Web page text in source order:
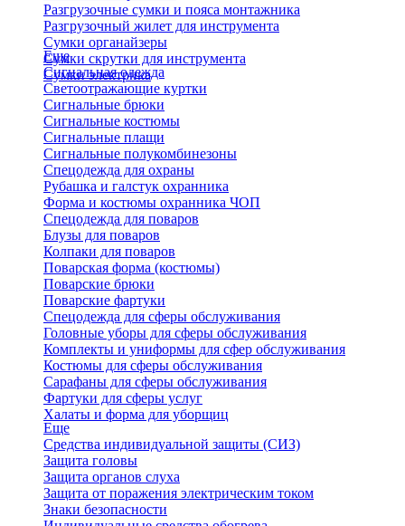
Разгрузочные сумки и пояса монтажника
Разгрузочный жилет для инструмента
Сумки органайзеры
Сумки скрутки для инструмента
Сумки электрика
Еще
Сигнальная одежда
Светоотражающие куртки
Сигнальные брюки
Сигнальные костюмы
Сигнальные плащи
Сигнальные полукомбинезоны
Спецодежда для охраны
Рубашка и галстук охранника
Форма и костюмы охранника ЧОП
Спецодежда для поваров
Блузы для поваров
Колпаки для поваров
Поварская форма (костюмы)
Поварские брюки
Поварские фартуки
Спецодежда для сферы обслуживания
Головные уборы для сферы обслуживания
Комплекты и униформы для сфер обслуживания
Костюмы для сферы обслуживания
Сарафаны для сферы обслуживания
Фартуки для сферы услуг
Халаты и форма для уборщиц
Еще
Средства индивидуальной защиты (СИЗ)
Защита головы
Защита органов слуха
Защита от поражения электрическим током
Знаки безопасности